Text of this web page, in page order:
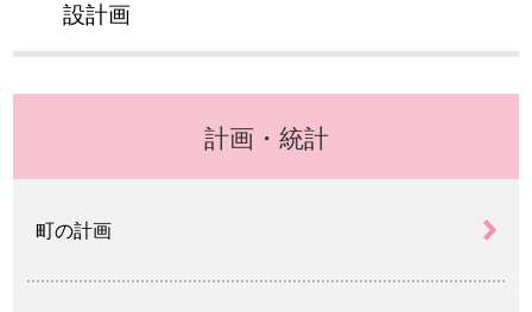
設計画
計画・統計
町の計画